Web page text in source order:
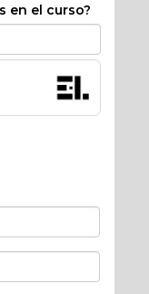
en el curso?